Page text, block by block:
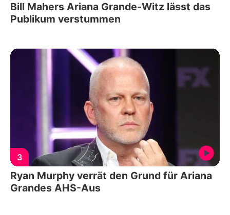
Bill Mahers Ariana Grande-Witz lässt das
Publikum verstummen
3
Ryan Murphy verrät den Grund für Ariana
Grandes AHS-Aus